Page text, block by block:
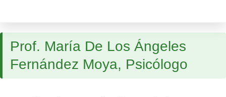
Prof. María De Los Ángeles
Fernández Moya, Psicólogo